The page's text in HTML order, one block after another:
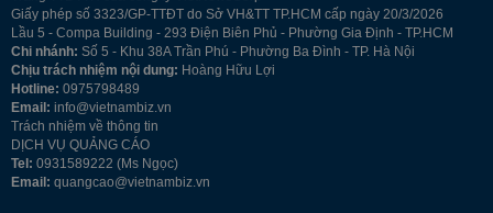
Giấy phép số 3323/GP-TTĐT do Sở VH&TT TP.HCM cấp ngày 20/3/2026
Lầu 5 - Compa Building - 293 Điện Biên Phủ - Phường Gia Định - TP.HCM
Chi nhánh: Số 5 - Khu 38A Trần Phú - Phường Ba Đình - TP. Hà Nội
Chịu trách nhiệm nội dung: Hoàng Hữu Lợi
Hotline: 0975798489
Email: info@vietnambiz.vn
Trách nhiệm về thông tin
DỊCH VỤ QUẢNG CÁO
Tel: 0931589222 (Ms Ngọc)
Email: quangcao@vietnambiz.vn